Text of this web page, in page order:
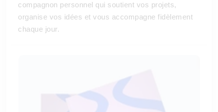
compagnon personnel qui soutient vos projets,
organise vos idées et vous accompagne fidèlement
chaque jour.